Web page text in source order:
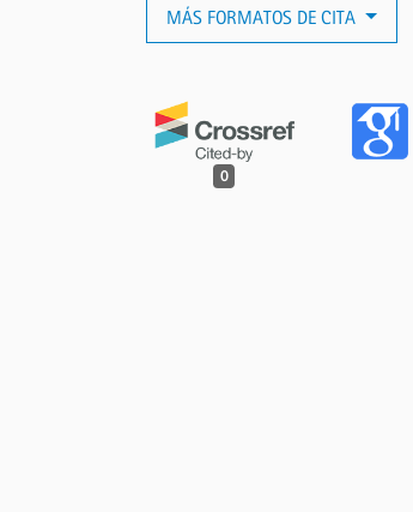
MÁS FORMATOS DE CITA
0